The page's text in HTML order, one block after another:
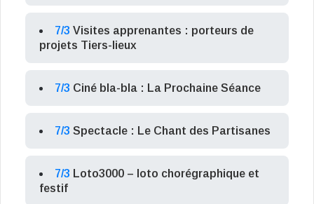
7/3 Visites apprenantes : porteurs de
projets Tiers-lieux
7/3 Ciné bla-bla : La Prochaine Séance
7/3 Spectacle : Le Chant des Partisanes
7/3 Loto3000 – loto chorégraphique et
festif